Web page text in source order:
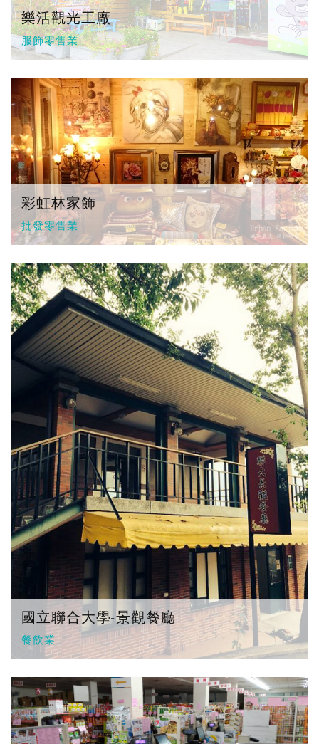
樂活觀光工廠
服飾零售業
彩虹林家飾
批發零售業
國立聯合大學-景觀餐廳
餐飲業